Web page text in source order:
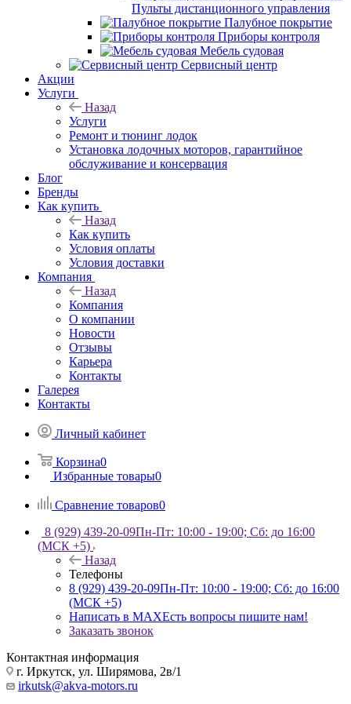
Пульты дистанционного управления
Палубное покрытие
Приборы контроля
Мебель судовая
Сервисный центр
Акции
Услуги
Назад
Услуги
Ремонт и тюнинг лодок
Установка лодочных моторов, гарантийное
обслуживание и консервация
Блог
Бренды
Как купить
Назад
Как купить
Условия оплаты
Условия доставки
Компания
Назад
Компания
О компании
Новости
Отзывы
Карьера
Контакты
Галерея
Контакты
Личный кабинет
Корзина0
Избранные товары0
Сравнение товаров0
8 (929) 439-20-09Пн-Пт: 10:00 - 19:00; Сб: до 16:00
(МСК +5)
Назад
Телефоны
8 (929) 439-20-09Пн-Пт: 10:00 - 19:00; Сб: до 16:00
(МСК +5)
Написать в MAXЕсть вопросы пишите нам!
Заказать звонок
Контактная информация
г. Иркутск, ул. Ширямова, 2в/1
irkutsk@akva-motors.ru